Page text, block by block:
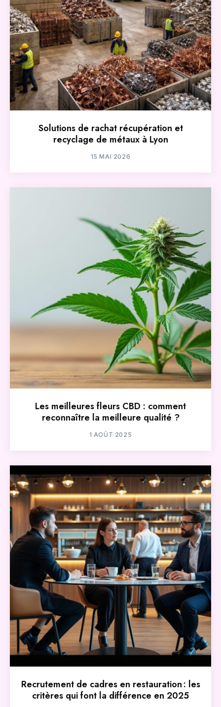
Solutions de rachat récupération et
recyclage de métaux à Lyon
15 MAI 2026
Les meilleures fleurs CBD : comment
reconnaître la meilleure qualité ?
1 AOÛT 2025
Recrutement de cadres en restauration : les
critères qui font la différence en 2025